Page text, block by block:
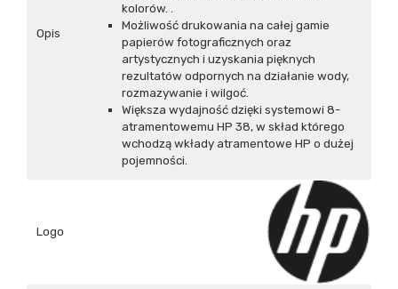
Opis
kolorów.
Możliwość drukowania na całej gamie
papierów fotograficznych oraz
artystycznych i uzyskania pięknych
rezultatów odpornych na działanie wody,
rozmazywanie i wilgoć.
Większa wydajność dzięki systemowi 8-
atramentowemu HP 38, w skład którego
wchodzą wkłady atramentowe HP o dużej
pojemności.
Logo